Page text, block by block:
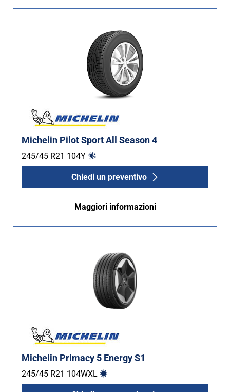
Non Run flat (28)
Michelin Pilot Sport All Season 4
245/45 R21 104Y
Chiedi un preventivo
Maggiori informazioni
Michelin Primacy 5 Energy S1
245/45 R21 104WXL